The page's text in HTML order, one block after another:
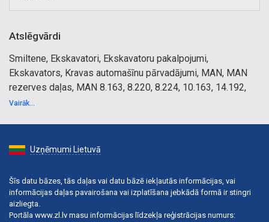
Atslēgvārdi
Smiltene, Ekskavatori, Ekskavatoru pakalpojumi,
Ekskavators, Kravas automašīnu pārvadājumi, MAN, MAN
rezerves daļas, MAN 8.163, 8.220, 8.224, 10.163, 14.192,
LE, L200, Kravas automašīnu pārvadājumi, Ekskavatori,
auto kapsēta.
Vairāk...
Uzņēmumi Lietuvā
Šīs datu bāzes, tās daļas vai datu bāzē iekļautās informācijas, vai
informācijas daļas pavairošana vai izplatīšana jebkādā formā ir stingri
aizliegta.
Portāla www.zl.lv masu informācijas līdzekļa reģistrācijas numurs: